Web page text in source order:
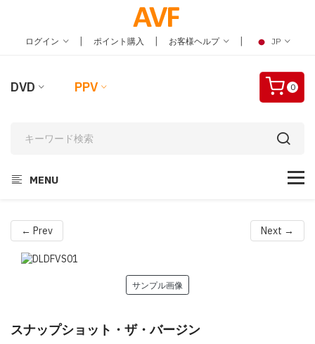
ログイン | ポイント購入 | お客様ヘルプ | JP
DVD PPV 0
MENU
← Prev Next →
サンプル画像
スナップショット・ザ・バージン